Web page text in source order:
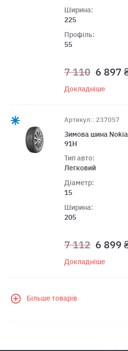
Ширина:
225
Профіль:
55
7 110 6 897
Докладніше
Артикул:: 237057
Зимова шина
91H
Тип авто:
Легковий
Діаметр:
15
Ширина:
205
7 112 6 899
Докладніше
Більше товарів